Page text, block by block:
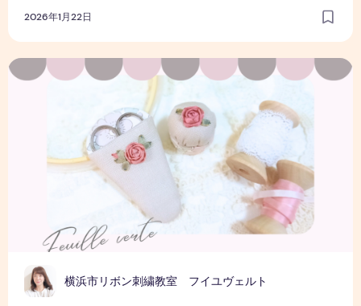
2026年1月22日
横浜市リボン刺繍教室 フイユヴェルト
初心者でも安心｜リボン刺繍教室で感じる心の変化とは